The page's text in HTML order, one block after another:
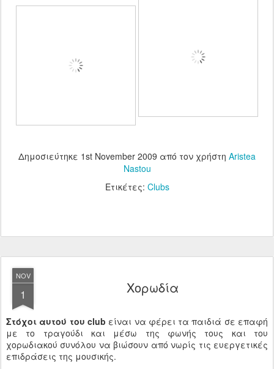
Δημοσιεύτηκε 1st November 2009 από τον χρήστη Aristea
Nastou
Ετικέτες: Clubs
NOV
1 Χορωδία
Στόχοι αυτού του club είναι να φέρει τα παιδιά σε επαφή
με το τραγούδι και μέσω της φωνής τους και του
χορωδιακού συνόλου να βιώσουν από νωρίς τις ευεργετικές
επιδράσεις της μουσικής.